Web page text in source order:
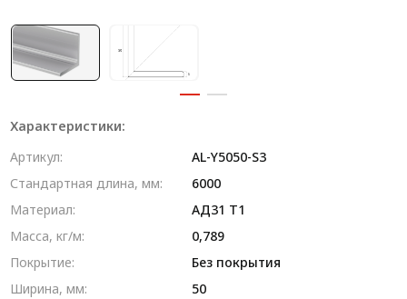
Лист алюминиевый
Метрический крепеж
Конструкции из профиля
Услуги дополнительной обработки профиля
Характеристики:
Артикул:
AL-Y5050-S3
Стандартная длина, мм:
6000
Материал:
AД31 T1
Масса, кг/м:
0,789
Покрытие:
Без покрытия
Ширина, мм:
50